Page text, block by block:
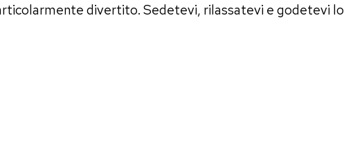
divertito. Sedetevi, rilassatevi e godetevi lo